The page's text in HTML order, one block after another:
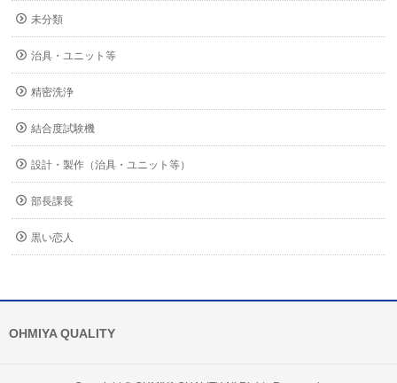
未分類
治具・ユニット等
精密洗浄
結合度試験機
設計・製作（治具・ユニット等）
部長課長
黒い恋人
OHMIYA QUALITY